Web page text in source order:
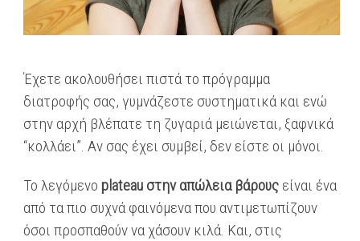
Έχετε ακολουθήσει πιστά το πρόγραμμα
διατροφής σας, γυμνάζεστε συστηματικά και ενώ
στην αρχή βλέπατε τη ζυγαριά μειώνεται, ξαφνικά
“κολλάει”. Αν σας έχει συμβεί, δεν είστε οι μόνοι.
Το λεγόμενο plateau στην απώλεια βάρους είναι ένα
από τα πιο συχνά φαινόμενα που αντιμετωπίζουν
όσοι προσπαθούν να χάσουν κιλά. Και, στις